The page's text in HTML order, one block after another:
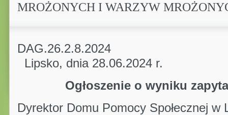
MROŻONYCH I WARZYW
Lipsko, dnia 28.06.2024 r.
Ogłoszenie o wyniku
Dyrektor Domu Pomocy Społecznej w